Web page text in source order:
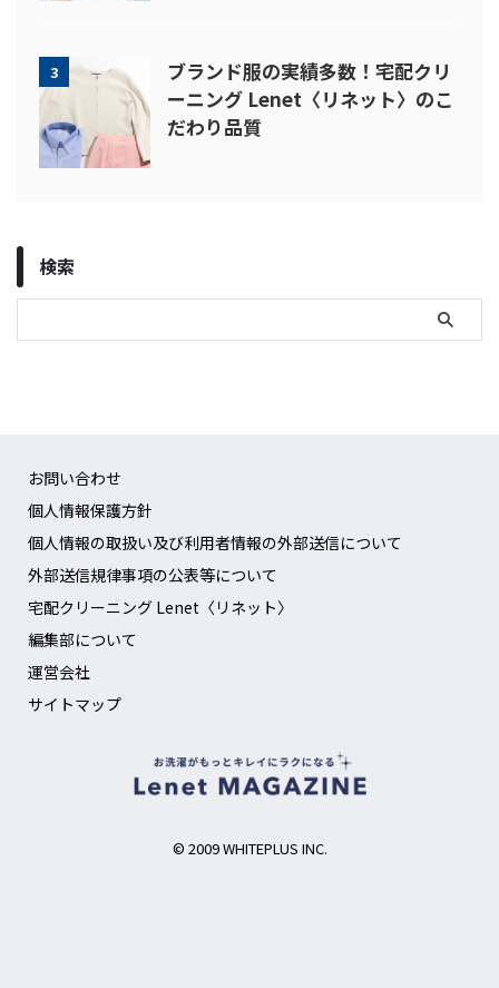
3
ブランド服の実績多数！宅配クリ
ーニング Lenet〈リネット〉のこ
だわり品質
検索
お問い合わせ
個人情報保護方針
個人情報の取扱い及び利用者情報の外部送信について
外部送信規律事項の公表等について
宅配クリーニング Lenet〈リネット〉
編集部について
運営会社
サイトマップ
© 2009 WHITEPLUS INC.